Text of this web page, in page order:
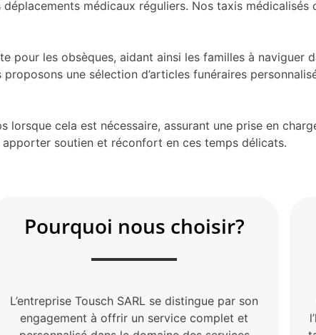
médicaux réguliers. Nos taxis
les obsèques, aidant ainsi les familles à naviguer
une sélection d’articles funéraires
lorsque cela est nécessaire, assurant une prise en
soutien et réconfort en ces temps délicats.
Pourquoi nous choisir?
L’entreprise Tousch SARL se distingue par son
engagement à offrir un service complet et